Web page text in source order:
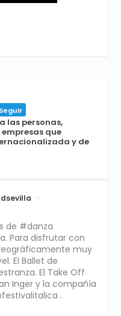
Seguir
las personas,
que
y de
·
de #danza
Para disfrutar con
muy
El Ballet de
El Take Off
Inger y la compañía
.